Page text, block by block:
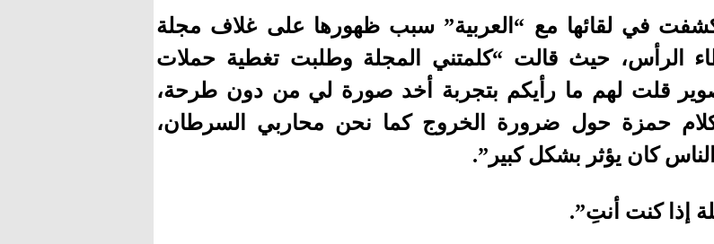
في لقائها مع “العربية” سبب ظهورها على غلاف مجلة
الرأس، حيث قالت “كلمتني المجلة وطلبت تغطية حملات
قلت لهم ما رأيكم بتجربة أخد صورة لي من دون طرحة،
حمزة حول ضرورة الخروج كما نحن محاربي السرطان،
كان يؤثر بشكل كبير”.
إذا كنت أنتِ”.